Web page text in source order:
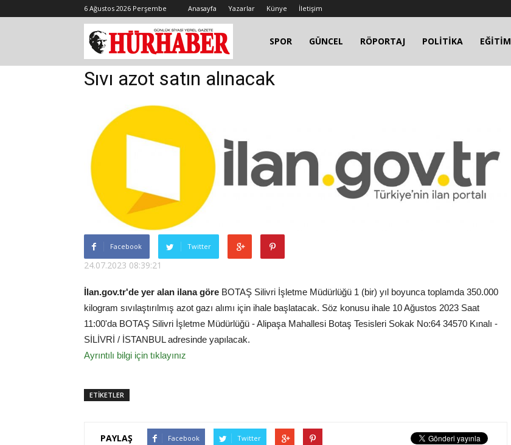
6 Ağustos 2026 Perşembe Anasayfa Yazarlar Künye İletişim
SPOR GÜNCEL RÖPORTAJ POLİTİKA EĞİTİM
Sıvı azot satın alınacak
Facebook Twitter
24.07.2023 08:39:21
İlan.gov.tr'de yer alan ilana göre BOTAŞ Silivri İşletme Müdürlüğü 1 (bir) yıl boyunca toplamda 350.000
kilogram sıvılaştırılmış azot gazı alımı için ihale başlatacak. Söz konusu ihale 10 Ağustos 2023 Saat
11:00'da BOTAŞ Silivri İşletme Müdürlüğü - Alipaşa Mahallesi Botaş Tesisleri Sokak No:64 34570 Kınalı -
SİLİVRİ / İSTANBUL adresinde yapılacak.
Ayrıntılı bilgi için tıklayınız
ETİKETLER
PAYLAŞ Facebook Twitter